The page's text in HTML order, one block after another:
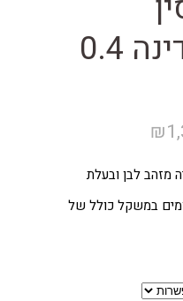
קלאסית ועדינה 0.4
₪
הוא:
₪1,300.00.
מזהב לבן ובעלת
משובצת ב5 יהלומים במשקל כולל של